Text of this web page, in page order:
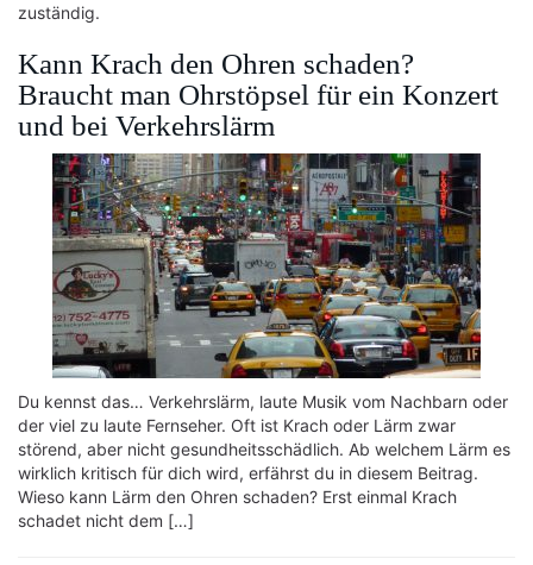
zuständig.
Kann Krach den Ohren schaden?
Braucht man Ohrstöpsel für ein Konzert
und bei Verkehrslärm
Du kennst das… Verkehrslärm, laute Musik vom Nachbarn oder
der viel zu laute Fernseher. Oft ist Krach oder Lärm zwar
störend, aber nicht gesundheitsschädlich. Ab welchem Lärm es
wirklich kritisch für dich wird, erfährst du in diesem Beitrag.
Wieso kann Lärm den Ohren schaden? Erst einmal Krach
schadet nicht dem […]